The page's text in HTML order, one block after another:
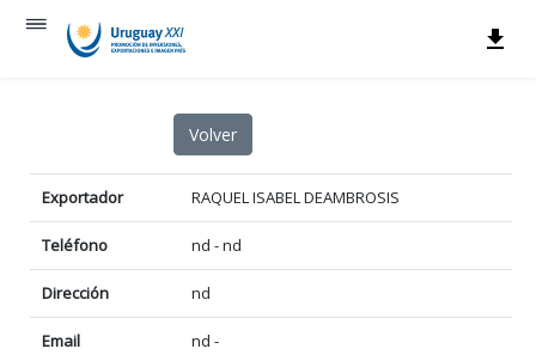
Exportador RAQUEL ISABEL DEAMBROSIS
Teléfono nd - nd
Dirección nd
Email nd -